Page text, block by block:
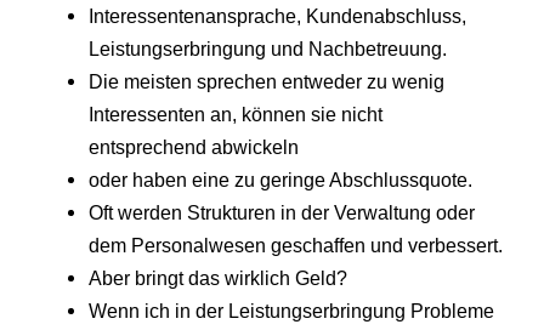
Interessentenansprache, Kundenabschluss,
Leistungserbringung und Nachbetreuung.
Die meisten sprechen entweder zu wenig
Interessenten an, können sie nicht
entsprechend abwickeln
oder haben eine zu geringe Abschlussquote.
Oft werden Strukturen in der Verwaltung oder
dem Personalwesen geschaffen und verbessert.
Aber bringt das wirklich Geld?
Wenn ich in der Leistungserbringung Probleme